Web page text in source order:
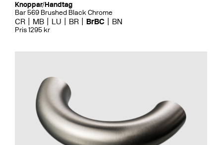
Knoppar/Handtag
Bar 569 Brushed Black Chrome
CR MB LU BR BrBC BN
Pris 1295 kr